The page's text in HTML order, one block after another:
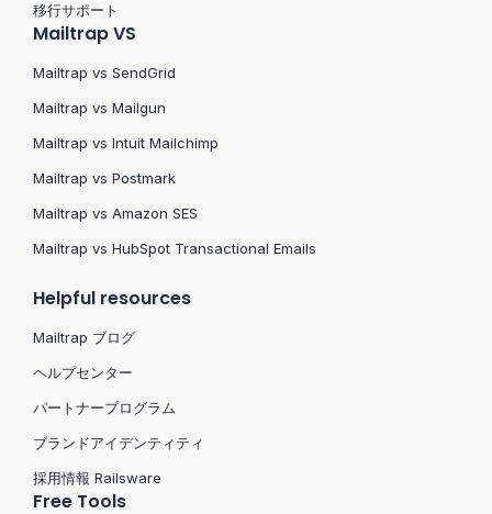
移行サポート
Mailtrap VS
Mailtrap vs SendGrid
Mailtrap vs Mailgun
Mailtrap vs Intuit Mailchimp
Mailtrap vs Postmark
Mailtrap vs Amazon SES
Mailtrap vs HubSpot Transactional Emails
Helpful resources
Mailtrap ブログ
ヘルプセンター
パートナープログラム
ブランドアイデンティティ
採用情報 Railsware
Free Tools